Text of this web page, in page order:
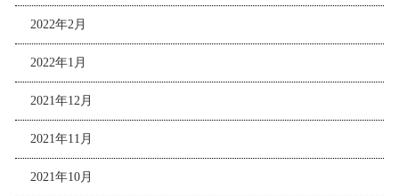
2022年2月
2022年1月
2021年12月
2021年11月
2021年10月